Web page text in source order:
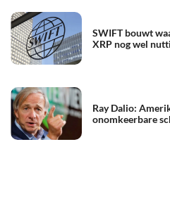
SWIFT bouwt
XRP nog wel
Ray Dalio:
onomkeerbare